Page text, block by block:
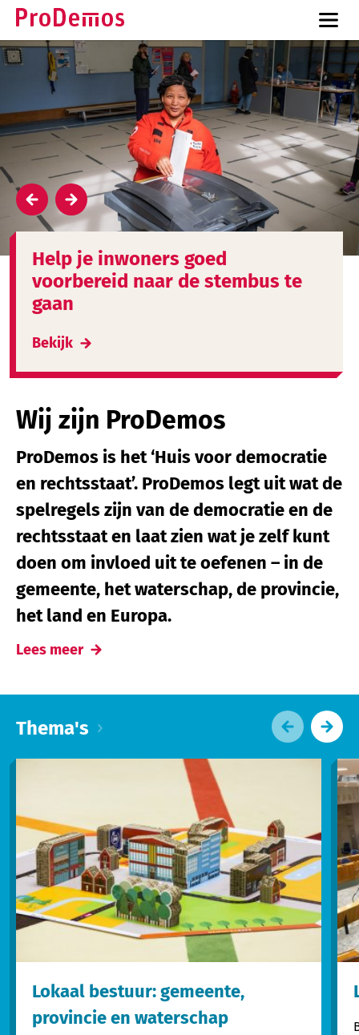
Help je inwoners goed
voorbereid naar de stembus te
gaan
Bekijk
Wij zijn ProDemos
ProDemos is het ‘Huis voor democratie
en rechtsstaat’. ProDemos legt uit wat de
spelregels zijn van de democratie en de
rechtsstaat en laat zien wat je zelf kunt
doen om invloed uit te oefenen – in de
gemeente, het waterschap, de provincie,
het land en Europa.
Lees meer
Thema's
Lokaal bestuur: gemeente,
provincie en waterschap